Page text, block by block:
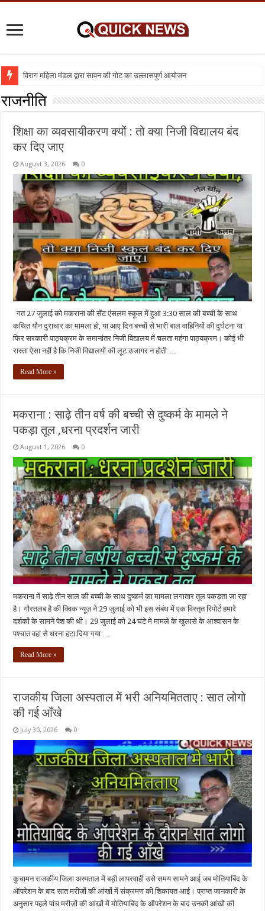
विराग महिला मंडल द्वारा सावन की गोट का उल्लासपूर्ण आयोजन
राजनीति
शिक्षा का व्यवसायीकरण क्यों : तो क्या निजी विद्यालय बंद
कर दिए जाए
August 3, 2026 0
गत 27 जुलाई को मकराना की सेंट एंसलम स्कूल में हुआ 3:30 साल की बच्ची के साथ
कथित यौन दुराचार का मामला हो, या आए दिन बच्चों से भारी बाल वाहिनियों की दुर्घटना या
फिर सरकारी पाठ्यक्रम के समानांतर निजी विद्यालय में चलता महंगा पाठ्यक्रम। कोई भी
रास्ता ऐसा नहीं है कि निजी विद्यालयों की लूट उजागर न होती …
Read More »
मकराना : साढ़े तीन वर्ष की बच्ची से दुष्कर्म के मामले ने
पकड़ा तूल ,धरना प्रदर्शन जारी
August 1, 2026 0
मकराना में साढ़े तीन साल की बच्ची के साथ दुष्कर्म का मामला लगातार तूल पकड़ता जा रहा
है। गौरतलब है की क्विक न्यूज़ ने 29 जुलाई को भी इस संबंध में एक विस्तृत रिपोर्ट हमारे
दर्शकों के सामने पेश की थी। 29 जुलाई को 24 घंटे मे मामले के खुलासे के आश्वासन के
पश्चात वहां से धरना हटा दिया गया …
Read More »
राजकीय जिला अस्पताल में भरी अनियमितताए : सात लोगो
की गई आँखे
July 30, 2026 0
कुचामन राजकीय जिला अस्पताल में बड़ी लापरवाही उसे समय सामने आई जब मोतियाबिंद के
ऑपरेशन के बाद सात मरीजों की आंखों में संक्रमण की शिकायत आई। प्राप्त जानकारी के
अनुसार पहले पांच मरीजों की आंखों में मोतियाबिंद के ऑपरेशन के बाद उनकी आंखों की